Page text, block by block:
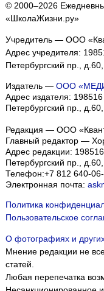
© 2000–2026
«ШколаЖизни.ру»
Учредитель — ООО
Адрес учредителя:
Петербургский пр.,
Издатель — ООО
Адрес издателя:
Петербургский пр.,
Редакция — ООО
Главный редактор —
Адрес редакции: 198516
Петербургский пр.,
Телефон:+7 812 640-
Электронная почта:
Политика
Пользовательское
О фотографиях и
Мнение редакции не
статей.
Любая перепечатка